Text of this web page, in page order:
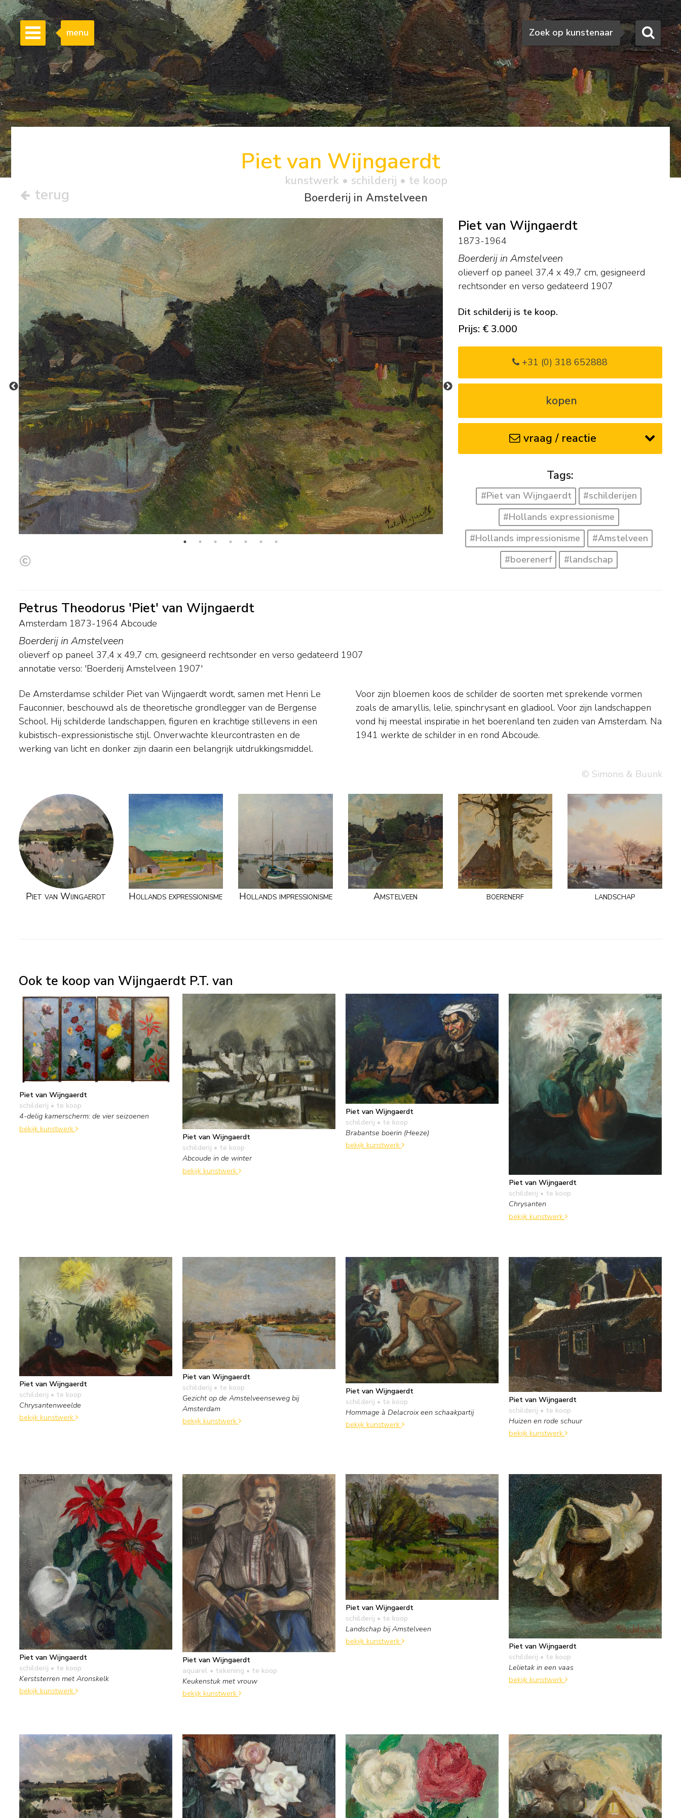
Zoeken
Zoek op kunstenaar
menu
terug
Piet van Wijngaerdt
kunstwerk • schilderij • te koop
Boerderij in Amstelveen
Piet van Wijngaerdt
1873-1964
Boerderij in Amstelveen
olieverf op paneel 37,4 x 49,7 cm, gesigneerd
rechtsonder en verso gedateerd 1907
Dit schilderij is te koop.
Prijs: € 3.000
+31 (0) 318 652888
kopen
vraag / reactie
Tags:
#Piet van Wijngaerdt
#schilderijen
#Hollands expressionisme
#Hollands impressionisme
#Amstelveen
#boerenerf
#landschap
Petrus Theodorus 'Piet' van Wijngaerdt
Amsterdam 1873-1964 Abcoude
Boerderij in Amstelveen
olieverf op paneel 37,4 x 49,7 cm, gesigneerd rechtsonder en verso gedateerd 1907
annotatie verso: 'Boerderij Amstelveen 1907'
De Amsterdamse schilder Piet van Wijngaerdt wordt, samen met Henri Le
Fauconnier, beschouwd als de theoretische grondlegger van de Bergense
School. Hij schilderde landschappen, figuren en krachtige stillevens in een
kubistisch-expressionistische stijl. Onverwachte kleurcontrasten en de
werking van licht en donker zijn daarin een belangrijk uitdrukkingsmiddel.
Voor zijn bloemen koos de schilder de soorten met sprekende vormen
zoals de amaryllis, lelie, spinchrysant en gladiool. Voor zijn landschappen
vond hij meestal inspiratie in het boerenland ten zuiden van Amsterdam. Na
1941 werkte de schilder in en rond Abcoude.
© Simonis & Buunk
Piet van Wijngaerdt Hollands expressionisme Hollands impressionisme Amstelveen boerenerf landschap
Ook te koop van Wijngaerdt P.T. van
Piet van Wijngaerdt
schilderij • te koop
4-delig kamerscherm: de vier seizoenen
bekijk kunstwerk
Piet van Wijngaerdt
schilderij • te koop
Abcoude in de winter
bekijk kunstwerk
Piet van Wijngaerdt
schilderij • te koop
Brabantse boerin (Heeze)
bekijk kunstwerk
Piet van Wijngaerdt
schilderij • te koop
Chrysanten
bekijk kunstwerk
Piet van Wijngaerdt
schilderij • te koop
Chrysantenweelde
bekijk kunstwerk
Piet van Wijngaerdt
schilderij • te koop
Gezicht op de Amstelveenseweg bij
Amsterdam
bekijk kunstwerk
Piet van Wijngaerdt
schilderij • te koop
Hommage à Delacroix een schaakpartij
bekijk kunstwerk
Piet van Wijngaerdt
schilderij • te koop
Huizen en rode schuur
bekijk kunstwerk
Piet van Wijngaerdt
schilderij • te koop
Kerststerren met Aronskelk
bekijk kunstwerk
Piet van Wijngaerdt
aquarel • tekening • te koop
Keukenstuk met vrouw
bekijk kunstwerk
Piet van Wijngaerdt
schilderij • te koop
Landschap bij Amstelveen
bekijk kunstwerk
Piet van Wijngaerdt
schilderij • te koop
Lelietak in een vaas
bekijk kunstwerk